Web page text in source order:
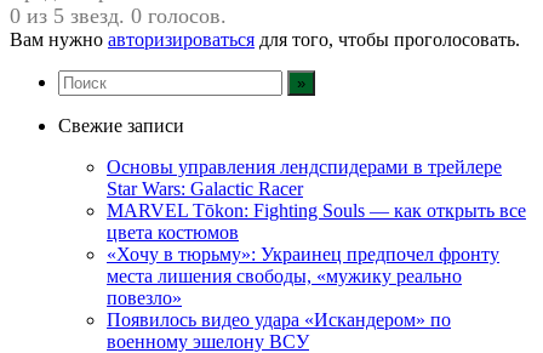
0 из 5 звезд. 0 голосов.
Вам нужно авторизироваться для того, чтобы проголосовать.
Свежие записи
Основы управления лендспидерами в трейлере
Star Wars: Galactic Racer
MARVEL Tōkon: Fighting Souls — как открыть все
цвета костюмов
«Хочу в тюрьму»: Украинец предпочел фронту
места лишения свободы, «мужику реально
повезло»
Появилось видео удара «Искандером» по
военному эшелону ВСУ